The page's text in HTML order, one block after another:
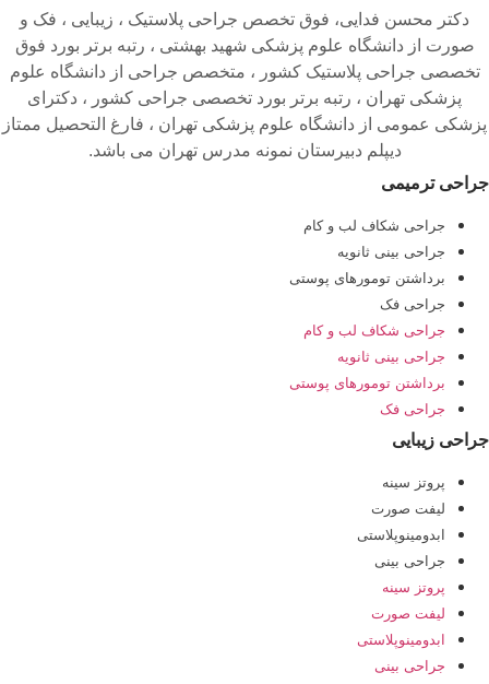
دکتر محسن فدایی، فوق تخصص جراحی پلاستیک ، زیبایی ، فک و
صورت از دانشگاه علوم پزشکی شهید بهشتی ، رتبه برتر بورد فوق
تخصصی جراحی پلاستیک کشور ، متخصص جراحی از دانشگاه علوم
پزشکی تهران ، رتبه برتر بورد تخصصی جراحی کشور ، دکترای
پزشکی عمومی از دانشگاه علوم پزشکی تهران ، فارغ التحصیل ممتاز
دیپلم دبیرستان نمونه مدرس تهران می باشد.
جراحی ترمیمی
جراحی شکاف لب و کام
جراحی بینی ثانویه
برداشتن تومورهای پوستی
جراحی فک
جراحی شکاف لب و کام
جراحی بینی ثانویه
برداشتن تومورهای پوستی
جراحی فک
جراحی زیبایی
پروتز سینه
لیفت صورت
ابدومینوپلاستی
جراحی بینی
پروتز سینه
لیفت صورت
ابدومینوپلاستی
جراحی بینی